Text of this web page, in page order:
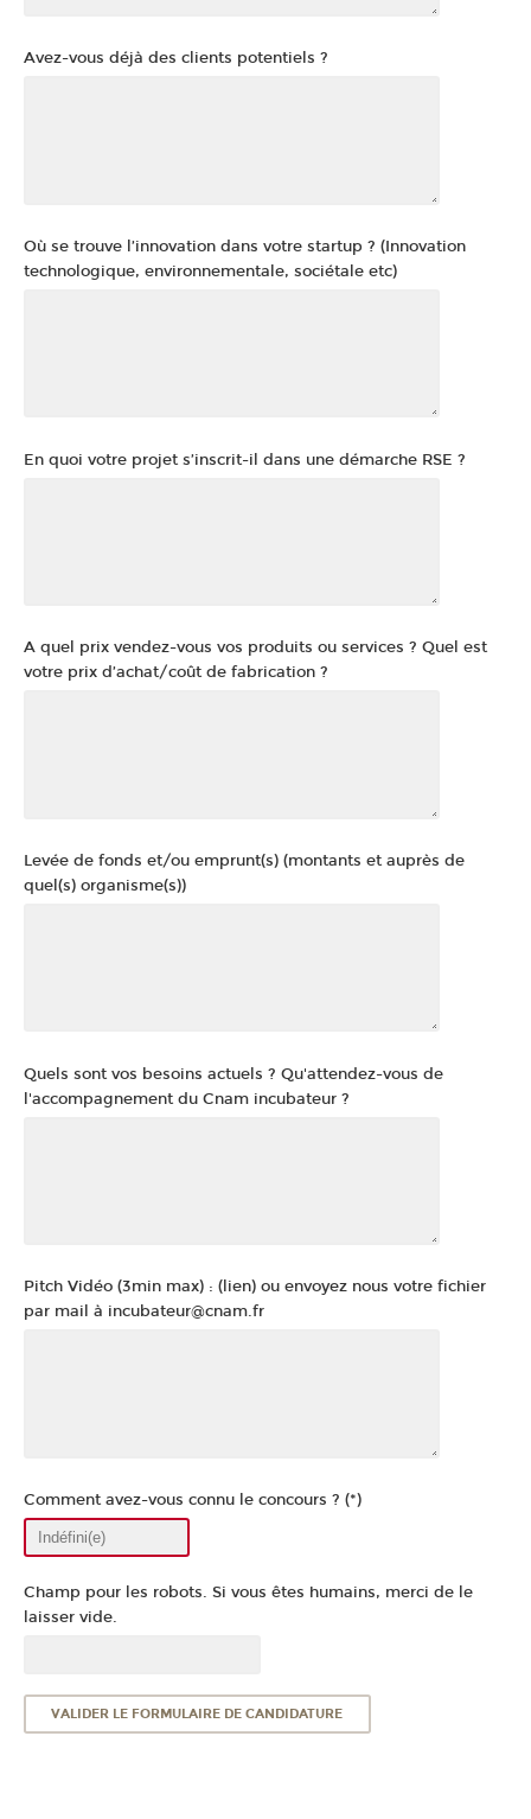
Avez-vous déjà des clients potentiels ?
Où se trouve l’innovation dans votre startup ? (Innovation
technologique, environnementale, sociétale etc)
En quoi votre projet s’inscrit-il dans une démarche RSE ?
A quel prix vendez-vous vos produits ou services ? Quel est
votre prix d’achat/coût de fabrication ?
Levée de fonds et/ou emprunt(s) (montants et auprès de
quel(s) organisme(s))
Quels sont vos besoins actuels ? Qu'attendez-vous de
l'accompagnement du Cnam incubateur ?
Pitch Vidéo (3min max) : (lien) ou envoyez nous votre fichier
par mail à incubateur@cnam.fr
Comment avez-vous connu le concours ? (*)
Champ pour les robots. Si vous êtes humains, merci de le
laisser vide.